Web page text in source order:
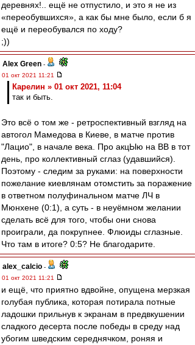
деревнях!.. ещё не отпустило, и это я не из
«переобувшихся», а как бы мне было, если б я
ещё и переобувался по ходу?
;))
Alex Green -
01 окт 2021 11:21
Карелин » 01 окт 2021, 11:04
так и быть.
Это всё о том же - ретроспективный взгляд на
автогол Мамедова в Киеве, в матче против
"Лацио", в начале века. Про акцЫю на ВВ в тот
день, про коллективный сглаз (удавшийся).
Поэтому - следим за руками: на поверхности
пожелание киевлянам отомстить за поражение
в ответном полуфинальном матче ЛЧ в
Мюнхене (0:1), а суть - в неуёмном желании
сделать всё для того, чтобы они снова
проиграли, да покрупнее. Флюиды сглазные.
Что там в итоге? 0:5? Не благодарите.
alex_calcio -
01 окт 2021 11:21
и ещё, что приятно вдвойне, опущена мерзкая
голубая публика, которая потирала потные
ладошки прильнув к экранам в предвкушении
сладкого десерта после победы в среду над
убогим шведским середнячком, роняя и